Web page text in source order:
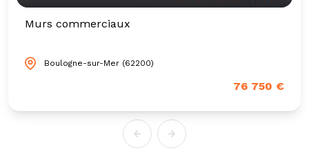
Murs commerciaux
Boulogne-sur-Mer (62200)
76 750 €